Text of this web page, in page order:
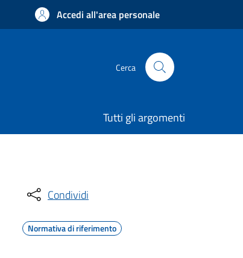
Accedi all'area personale
Cerca
Tutti gli argomenti
Condividi
Normativa di riferimento